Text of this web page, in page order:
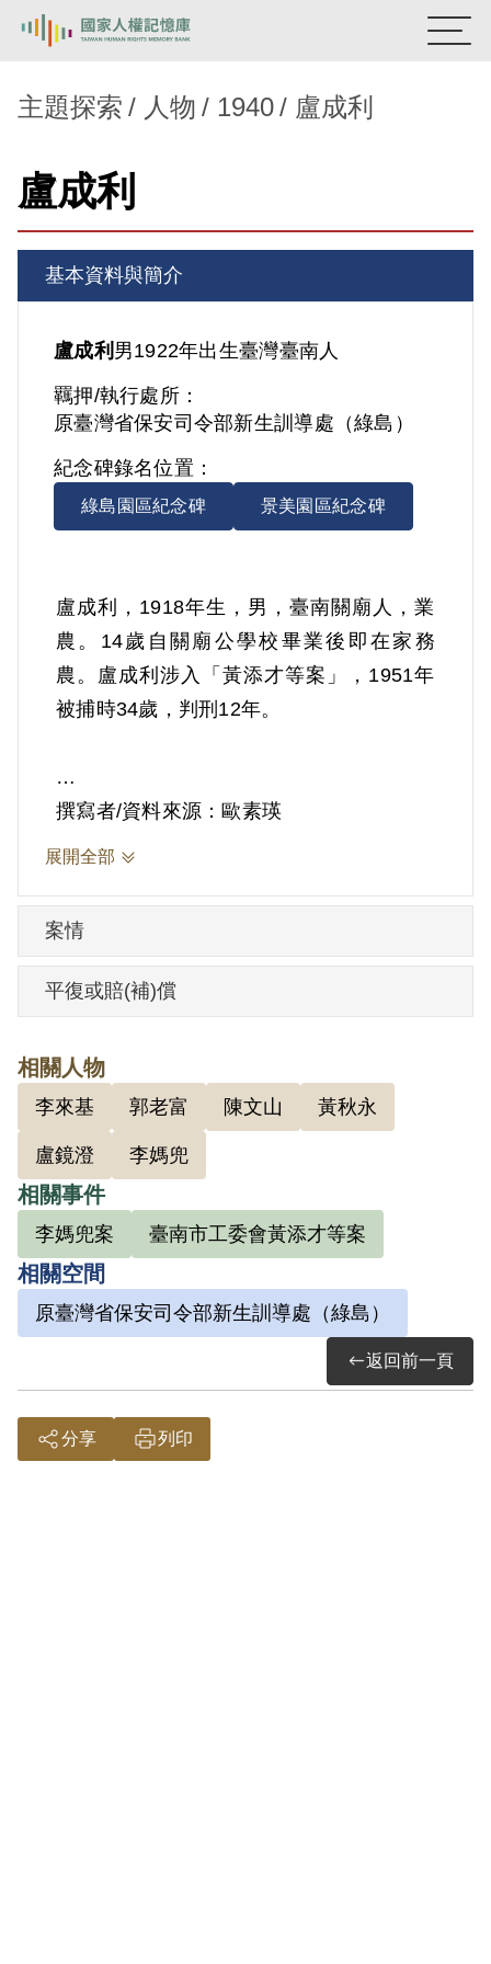
新生訓導處
主題探索
背景知識
關於我們
意見信箱
主題探索 人物 1940 盧成利
盧成利
基本資料與簡介
盧成利 男1922年出生臺灣臺南人
羈押/執行處所：
原臺灣省保安司令部新生訓導處（綠島）
紀念碑錄名位置：
綠島園區紀念碑 景美園區紀念碑
盧成利，1918年生，男，臺南關廟人，業
農。14歲自關廟公學校畢業後即在家務
農。盧成利涉入「黃添才等案」，1951年
被捕時34歲，判刑12年。
據官方資料，1950年9月間在關廟鄉郭老富
領導，與盧鏡澄、李來基、郭老富、陳文
山、盧老得、黃秋永等同一組織，自1950
年9月至1951年2月止，曾參加開會三、四
歷史、三七五減租問題、時事，以及如何
做一個好的共產黨員等，但因智識很差，
聽不太懂。1951年2月間，在郭老富家集會
時，陳文山才把他們分為兩個小組，郭老
富與黃秋永、李來基3人為一組，他與盧老
得、盧鏡澄3人為一組，其後即未再開會。
同年5月，陳文山因偽造國民身分證被捕，
並供出李來基、黃秋永、盧鏡澄、盧成利
等人。盧成利於1951年8月29日被捕，後臺
灣省保安司令部（42）安度字第738號與
（42）安度字第947號，以「參加叛亂之組
織」，判處有期徒刑12年。
撰寫者/資料來源：歐素瑛
展開全部
案情
平復或賠(補)償
相關人物
李來基 郭老富 陳文山 黃秋永
盧鏡澄 李媽兜
相關事件
李媽兜案 臺南市工委會黃添才等案
相關空間
原臺灣省保安司令部新生訓導處（綠島）
返回前一頁
分享 列印